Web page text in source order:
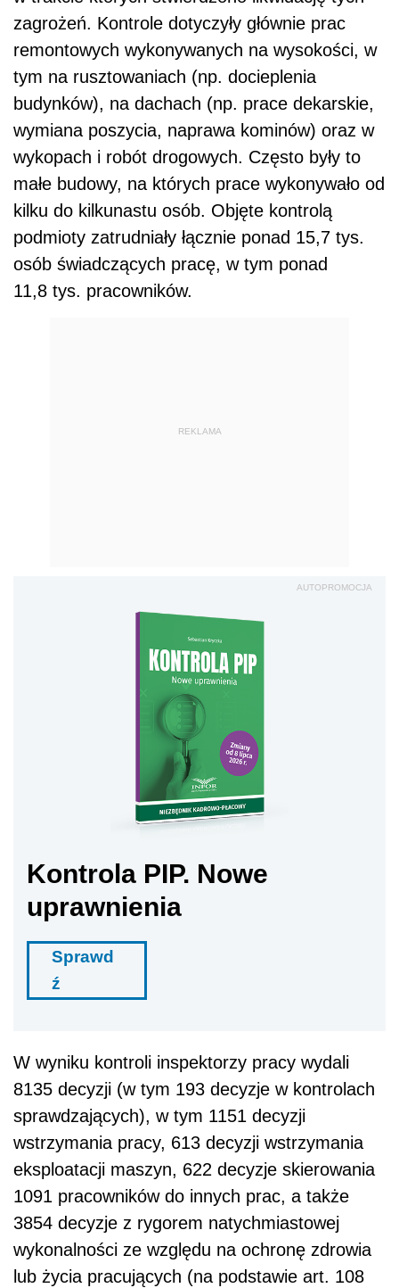
zagrożeń. Kontrole dotyczyły głównie prac
remontowych wykonywanych na wysokości, w
tym na rusztowaniach (np. docieplenia
budynków), na dachach (np. prace dekarskie,
wymiana poszycia, naprawa kominów) oraz w
wykopach i robót drogowych. Często były to
małe budowy, na których prace wykonywało od
kilku do kilkunastu osób. Objęte kontrolą
podmioty zatrudniały łącznie ponad 15,7 tys.
osób świadczących pracę, w tym ponad
11,8 tys. pracowników.
REKLAMA
AUTOPROMOCJA
Kontrola PIP. Nowe
uprawnienia
Sprawd
ź
W wyniku kontroli inspektorzy pracy wydali
8135 decyzji (w tym 193 decyzje w kontrolach
sprawdzających), w tym 1151 decyzji
wstrzymania pracy, 613 decyzji wstrzymania
eksploatacji maszyn, 622 decyzje skierowania
1091 pracowników do innych prac, a także
3854 decyzje z rygorem natychmiastowej
wykonalności ze względu na ochronę zdrowia
lub życia pracujących (na podstawie art. 108